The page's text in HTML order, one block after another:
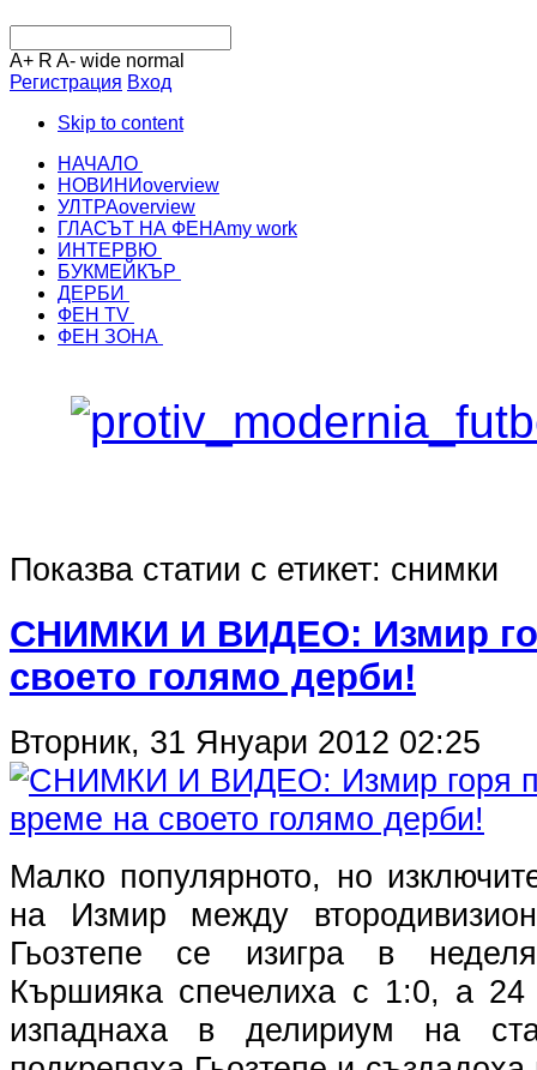
A+ R A- wide normal
Регистрация Вход
Skip to content
НАЧАЛО
НОВИНИoverview
УЛТРАoverview
ГЛАСЪТ НА ФЕНАmy work
ИНТЕРВЮ
БУКМЕЙКЪР
ДЕРБИ
ФЕН TV
ФЕН ЗОНА
Показва статии с етикет: снимки
СНИМКИ И ВИДЕО: Измир
своето голямо дерби!
Вторник, 31 Януари 2012 02:25
Малко популярното, но
на Измир между
Гьозтепе се изигра в
Кършияка спечелиха с 1:0, а
изпаднаха в делириум на